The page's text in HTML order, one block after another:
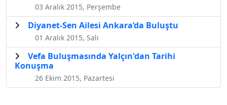
03 Aralık 2015, Perşembe
​Diyanet-Sen Ailesi Ankara’da Buluştu
01 Aralık 2015, Salı
Vefa Buluşmasında Yalçın'dan Tarihi
Konuşma
26 Ekim 2015, Pazartesi